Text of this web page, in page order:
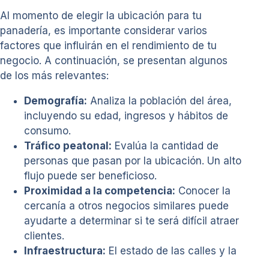
Al momento de elegir la ubicación para tu
panadería, es importante considerar varios
factores que influirán en el rendimiento de tu
negocio. A continuación, se presentan algunos
de los más relevantes:
Demografía: Analiza la población del área,
incluyendo su edad, ingresos y hábitos de
consumo.
Tráfico peatonal: Evalúa la cantidad de
personas que pasan por la ubicación. Un alto
flujo puede ser beneficioso.
Proximidad a la competencia: Conocer la
cercanía a otros negocios similares puede
ayudarte a determinar si te será difícil atraer
clientes.
Infraestructura: El estado de las calles y la